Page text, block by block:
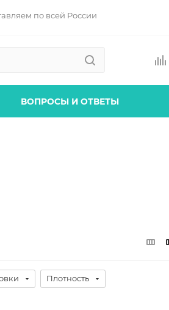
по всей России
ВОПРОСЫ И ОТВЕТЫ
Плотность